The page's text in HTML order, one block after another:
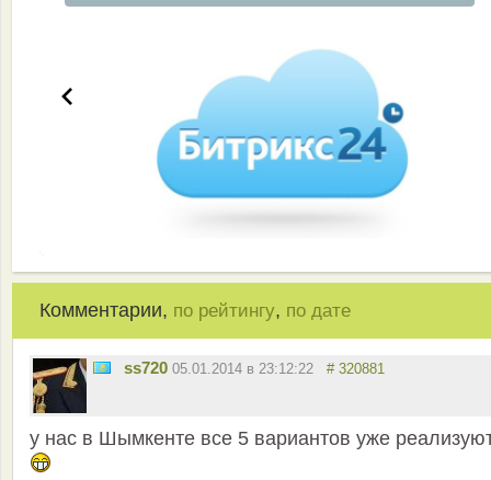
Комментарии, по рейтингу, по дате
ss720 05.01.2014 в 23:12:22 # 320881
у нас в Шымкенте все 5 вариантов уже